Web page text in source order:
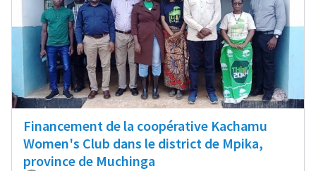
Financement de la coopérative Kachamu
Women's Club dans le district de Mpika,
province de Muchinga